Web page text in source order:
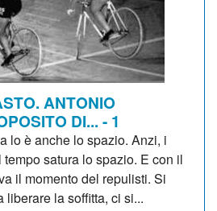
ANTONIO
DI... - 1
lo è anche lo spazio. Anzi, i
satura lo spazio. E con il
il momento del repulisti. Si
la soffitta, ci si...